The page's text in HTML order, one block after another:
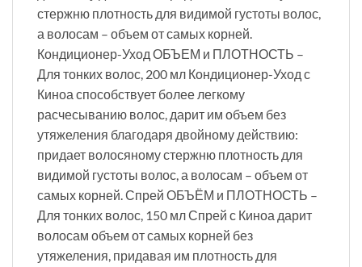
стержню плотность для видимой густоты волос,
а волосам – объем от самых корней.
Кондиционер-Уход ОБЪЕМ и ПЛОТНОСТЬ –
Для тонких волос, 200 мл Кондиционер-Уход с
Киноа способствует более легкому
расчесыванию волос, дарит им объем без
утяжеления благодаря двойному действию:
придает волосяному стержню плотность для
видимой густоты волос, а волосам – объем от
самых корней. Спрей ОБЪЁМ и ПЛОТНОСТЬ –
Для тонких волос, 150 мл Спрей с Киноа дарит
волосам объем от самых корней без
утяжеления, придавая им плотность для